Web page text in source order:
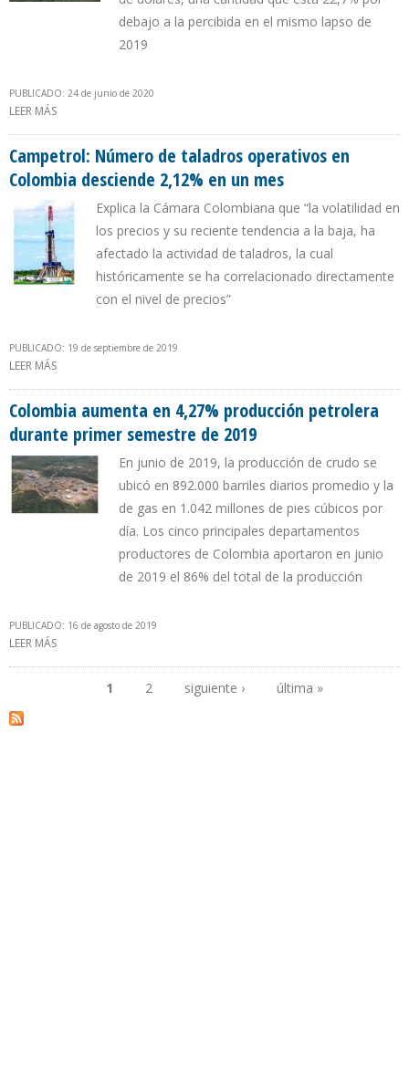
debajo a la percibida en el mismo lapso de
2019
PUBLICADO: 24 de junio de 2020
LEER MÁS
Campetrol: Número de taladros operativos en
Colombia desciende 2,12% en un mes
Explica la Cámara Colombiana que “la volatilidad en
los precios y su reciente tendencia a la baja, ha
afectado la actividad de taladros, la cual
históricamente se ha correlacionado directamente
con el nivel de precios”
PUBLICADO: 19 de septiembre de 2019
LEER MÁS
Colombia aumenta en 4,27% producción petrolera
durante primer semestre de 2019
En junio de 2019, la producción de crudo se
ubicó en 892.000 barriles diarios promedio y la
de gas en 1.042 millones de pies cúbicos por
día. Los cinco principales departamentos
productores de Colombia aportaron en junio
de 2019 el 86% del total de la producción
PUBLICADO: 16 de agosto de 2019
LEER MÁS
Páginas
1 2 siguiente › última »